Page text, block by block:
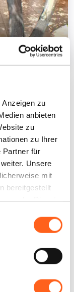
zu
anbieten
zu
zu Ihrer
Partner für
Unsere
mit
bereitgestellt
1/7